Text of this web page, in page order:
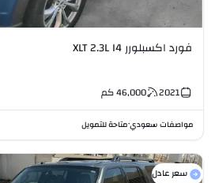
فورد اكسبلورر XLT 2.3L I4
2021
46,000كم
مواصفات سعودي•متاحة للتمويل
سعر عادل